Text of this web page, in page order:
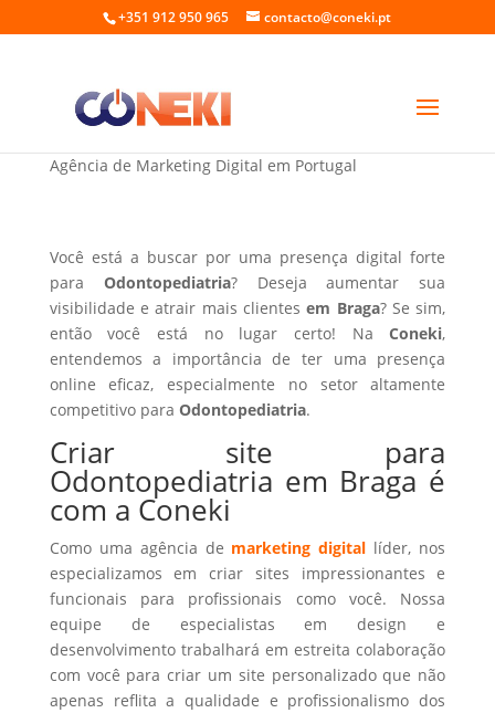
+351 912 950 965 contacto@coneki.pt
Criar site para Odontopediatria em Braga
Agência de Marketing Digital em Portugal
Você está a buscar por uma presença digital forte
para Odontopediatria? Deseja aumentar sua
visibilidade e atrair mais clientesem Braga? Se sim,
então você está no lugar certo! NaConeki,
entendemos a importância de ter uma presença
online eficaz, especialmente no setor altamente
competitivo para Odontopediatria.
Criar site para
Odontopediatria em Braga é
com a Coneki
Como uma agência de marketing digital líder, nos
especializamos em criar sites impressionantes e
funcionais para profissionais como você. Nossa
equipe de especialistas em design e
desenvolvimento trabalhará em estreita colaboração
com você para criar um site personalizado que não
apenas reflita a qualidade e profissionalismo dos